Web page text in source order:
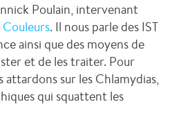
Poulain, intervenant
. Il nous parle des IST
ainsi que des moyens de
et de les traiter. Pour
sur les Chlamydias,
qui squattent les